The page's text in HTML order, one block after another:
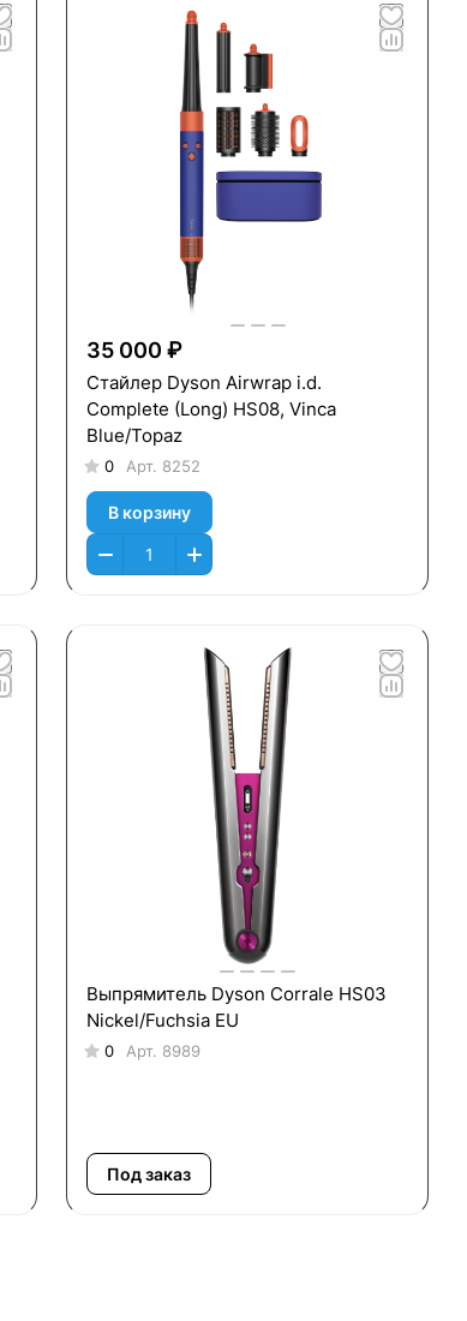
35 000 ₽
Стайлер Dyson Airwrap i.d.
Complete (Long) HS08, Vinca
Blue/Topaz
0 Арт. 8252
В корзину
Выпрямитель Dyson Corrale HS03
Nickel/Fuchsia EU
0 Арт. 8989
Под заказ